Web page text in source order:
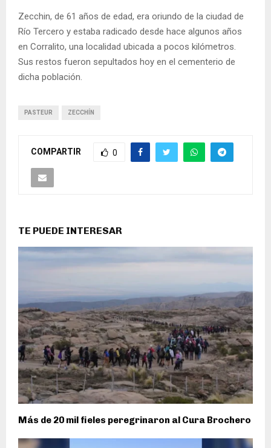
Zecchin, de 61 años de edad, era oriundo de la ciudad de
Río Tercero y estaba radicado desde hace algunos años
en Corralito, una localidad ubicada a pocos kilómetros.
Sus restos fueron sepultados hoy en el cementerio de
dicha población.
PASTEUR ZECCHÍN
COMPARTIR 0
TE PUEDE INTERESAR
Más de 20 mil fieles peregrinaron al Cura Brochero